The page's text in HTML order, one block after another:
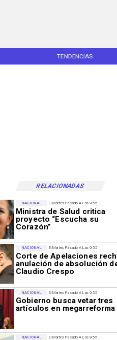
TENDENCIAS
RELACIONADAS
El Martes Pasado A Las 9:55
Ministra de Salud critica
proyecto “Escucha su
Corazón”
NACIONAL
El Martes Pasado A Las 9:55
Corte de Apelaciones
anulación de absolución
Claudio Crespo
NACIONAL
El Martes Pasado A Las 9:55
Gobierno busca vetar tres
artículos en megarreforma
NACIONAL
El Martes Pasado A Las 9:55
NACIONAL